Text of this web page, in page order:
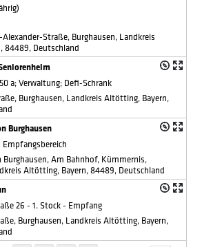
Straße, Burghausen, Landkreis
84489, Deutschland
a; Verwaltung; Defi-Schrank
Burghausen, Landkreis Altötting, Bayern,
Burghausen
Am Bahnhof, Kümmernis,
Altötting, Bayern, 84489, Deutschland
26 - 1. Stock - Empfang
Burghausen, Landkreis Altötting, Bayern,